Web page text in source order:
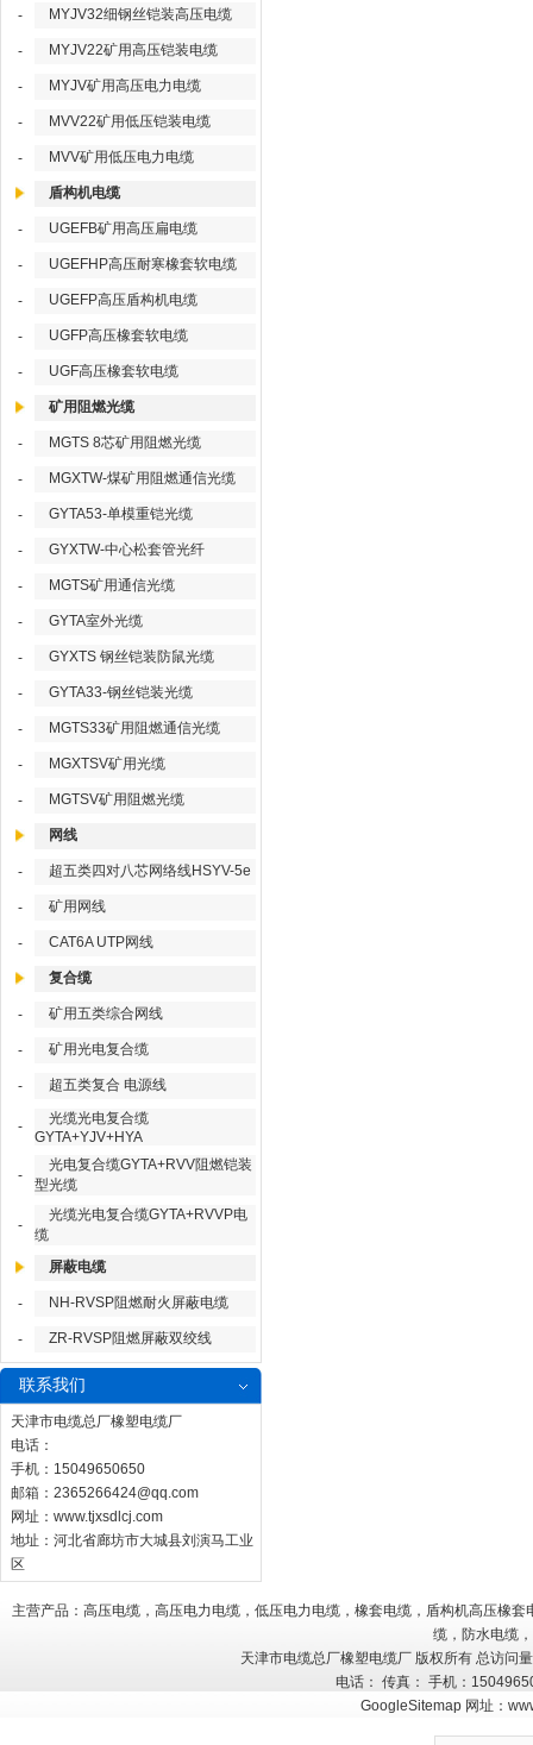
- MYJV32细钢丝铠装高压电缆
- MYJV22矿用高压铠装电缆
- MYJV矿用高压电力电缆
- MVV22矿用低压铠装电缆
- MVV矿用低压电力电缆
盾构机电缆
- UGEFB矿用高压扁电缆
- UGEFHP高压耐寒橡套软电缆
- UGEFP高压盾构机电缆
- UGFP高压橡套软电缆
- UGF高压橡套软电缆
矿用阻燃光缆
- MGTS 8芯矿用阻燃光缆
- MGXTW-煤矿用阻燃通信光缆
- GYTA53-单模重铠光缆
- GYXTW-中心松套管光纤
- MGTS矿用通信光缆
- GYTA室外光缆
- GYXTS 钢丝铠装防鼠光缆
- GYTA33-钢丝铠装光缆
- MGTS33矿用阻燃通信光缆
- MGXTSV矿用光缆
- MGTSV矿用阻燃光缆
网线
- 超五类四对八芯网络线HSYV-5e
- 矿用网线
- CAT6A UTP网线
复合缆
- 矿用五类综合网线
- 矿用光电复合缆
- 超五类复合 电源线
-
光缆光电复合缆
GYTA+YJV+HYA
-
光电复合缆GYTA+RVV阻燃铠装
型光缆
-
光缆光电复合缆GYTA+RVVP电
缆
屏蔽电缆
- NH-RVSP阻燃耐火屏蔽电缆
- ZR-RVSP阻燃屏蔽双绞线
联系我们
天津市电缆总厂橡塑电缆厂
电话：
手机：15049650650
邮箱： 2365266424@qq.com
网址： www.tjxsdlcj.com
地址：河北省廊坊市大城县刘演马工业
区
主营产品：高压电缆，高压电力电缆，低压电力电缆，橡套电缆，盾构机高压橡
缆，防水电缆
天津市电缆总厂橡塑电缆厂 版权所有 总访问
电话： 传真： 手机：
GoogleSitemap 网址：